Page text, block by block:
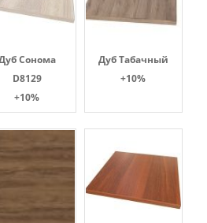
Сонома
D8129
+10%
Дуб Табачный
+10%